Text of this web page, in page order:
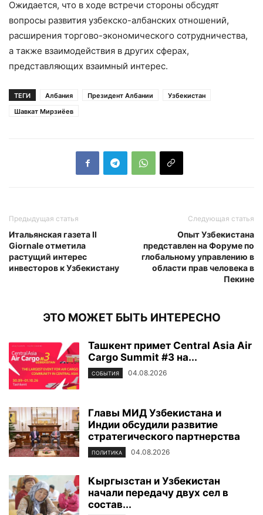
Ожидается, что в ходе встречи стороны обсудят
вопросы развития узбекско-албанских отношений,
расширения торгово-экономического сотрудничества,
а также взаимодействия в других сферах,
представляющих взаимный интерес.
ТЕГИ Албания Президент Албании
Узбекистан
Шавкат Мирзиёев
Предыдущая статья
Итальянская газета Il
Giornale отметила
растущий интерес
инвесторов к Узбекистану
Следующая статья
Опыт Узбекистана
представлен на Форуме по
глобальному управлению в
области прав человека в
Пекине
ЭТО МОЖЕТ БЫТЬ ИНТЕРЕСНО
Ташкент примет Central Asia Air
Cargo Summit #3 на...
СОБЫТИЯ 04.08.2026
Главы МИД Узбекистана и
Индии обсудили развитие
стратегического партнерства
ПОЛИТИКА 04.08.2026
Кыргызстан и Узбекистан
начали передачу двух сел в
состав...